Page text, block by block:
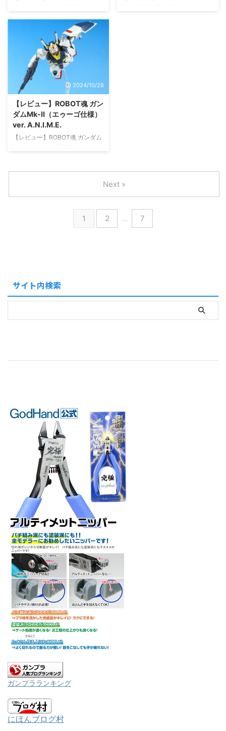
（機動戦士ガンダム 閃光のハサ
ウェイVer.） 今回はご紹介するの
は、映画『機動戦士ガンダム 閃
光のハサウェイ』より ROBOT魂
（Ka signature） RX-105 Ξガン
ダム （機動戦士ガンダム 閃光の
ハサウェイVer.）！ 2021年に登
場したペーネロペー（機動戦士ガ
ンダム 閃光のハサウェイVer.）よ
り約3年後にやっと登場したΞガ
ンダムです。これは映画の第二弾
に向けて思い出してねというバン
ダイさんに思いか！？ ...
2024/10/28
【レビュー】ROBOT魂 ガン
ダムMk-Ⅱ（エゥーゴ仕様）
ver. A.N.I.M.E.
【レビュー】ROBOT魂 ガンダム
A.N.I.M.E.！ 2024/10/26はガン
プラ最新キットの発売で大盛り上
がりしており、僕もそのうちの１
つ、「HG ブラックナイトスコー
...
1 2 … 7
Next »
サイト内検索
ガンプラランキング
にほんブログ村